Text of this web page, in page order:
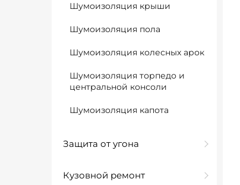
Шумоизоляция крыши
Шумоизоляция пола
Шумоизоляция колесных арок
Шумоизоляция торпедо и
центральной консоли
Шумоизоляция капота
Защита от угона
Кузовной ремонт